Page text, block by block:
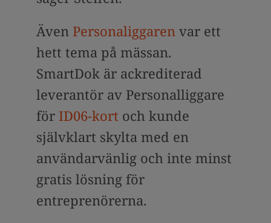
Även Personaliggaren var ett
hett tema på mässan.
SmartDok är ackrediterad
leverantör av Personalliggare
för ID06-kort och kunde
självklart skylta med en
användarvänlig och inte minst
gratis lösning för
entreprenörerna.